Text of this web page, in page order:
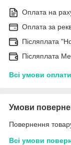
Оплата на
Оплата за
Післяплата
Післяплата
Всі умови оплати
Умови
Повернення
Всі умови